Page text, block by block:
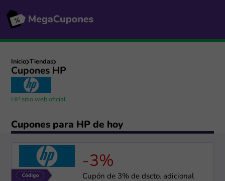
Inicio Tiendas
Cupones HP
HP sitio web oficial
Cupones para HP de hoy
-3%
Cupón de 3% de dscto. adicional